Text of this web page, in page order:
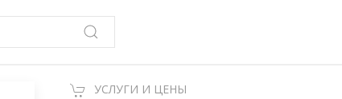
УСЛУГИ И ЦЕНЫ